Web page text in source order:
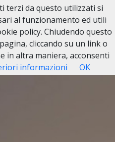
terzi da questo utilizzati si
al funzionamento ed utili
policy. Chiudendo questo
cliccando su un link o
in altra maniera, acconsenti
informazioni OK